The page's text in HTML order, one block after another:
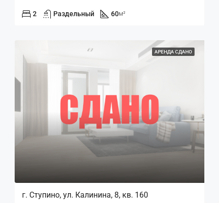
2 Раздельный 60м²
АРЕНДА СДАНО
г. Ступино, ул. Калинина, 8, кв. 160